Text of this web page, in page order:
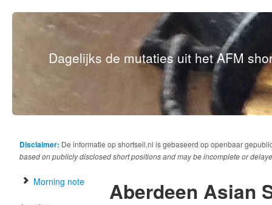
Dagelijks de mutaties uit het AFM
Disclaimer: De informatie op shortsell.nl is gebaseerd op openbaar
based on publicly disclosed short positions and may be incomplete or
Morning note
Aberdeen Asian